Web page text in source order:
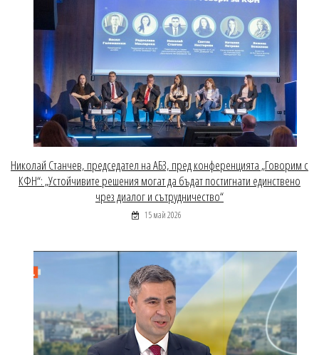
Николай Станчев, председател на АБЗ, пред конференцията „Говорим с
КФН“: „Устойчивите решения могат да бъдат постигнати единствено
чрез диалог и сътрудничество“
15 май 2026